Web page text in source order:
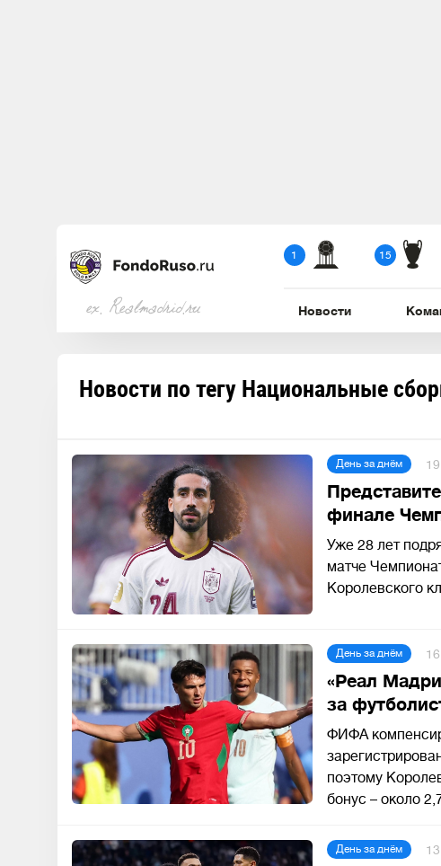
ex. Realmadrid.ru
1 15
Новости
Новости по тегу Национальные
День за днём
финале
Уже 28 лет
матче
Королевского
День за днём
«Реал
за
ФИФА
поэтому
бонус – около
День за днём